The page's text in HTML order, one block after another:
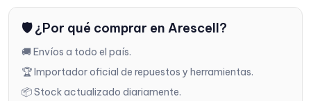
lista
🛡️ ¿Por qué comprar en Arescell?
🚚 Envíos a todo el país.
🏆 Importador oficial de repuestos y herramientas.
📦 Stock actualizado diariamente.